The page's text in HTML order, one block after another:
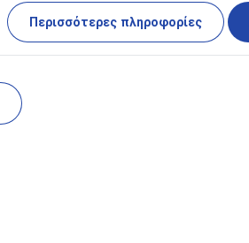
Περισσότερες πληροφορίες